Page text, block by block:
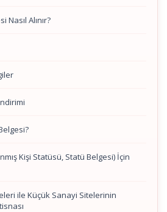
Nasıl Alınır?
Kişi Statüsü, Statü Belgesi) İçin
ile Küçük Sanayi Sitelerinin